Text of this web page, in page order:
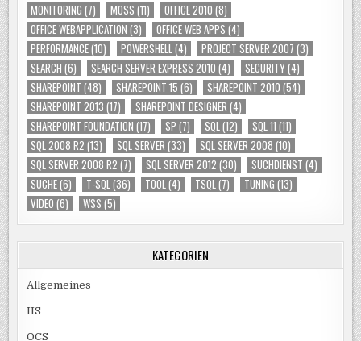
MONITORING (7) MOSS (11) OFFICE 2010 (8)
OFFICE WEBAPPLICATION (3) OFFICE WEB APPS (4)
PERFORMANCE(10) POWERSHELL (4) PROJECT SERVER 2007 (3)
SEARCH (6) SEARCH SERVER EXPRESS 2010 (4) SECURITY(4)
SHAREPOINT (48) SHAREPOINT 15 (6) SHAREPOINT 2010 (54)
SHAREPOINT 2013 (17) SHAREPOINT DESIGNER (4)
SHAREPOINT FOUNDATION (17) SP (7) SQL (12) SQL 11 (11)
SQL 2008 R2 (13) SQL SERVER (33) SQL SERVER 2008 (10)
SQL SERVER 2008 R2 (7) SQL SERVER 2012 (30) SUCHDIENST (4)
SUCHE(6) T-SQL (36) TOOL (4) TSQL (7) TUNING (13)
VIDEO (6) WSS (5)
KATEGORIEN
Allgemeines
IIS
OCS